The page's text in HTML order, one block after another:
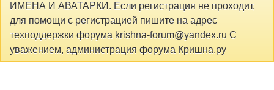
ИМЕНА И АВАТАРКИ. Если регистрация не проходит,
для помощи с регистрацией пишите на адрес
техподдержки форума krishna-forum@yandex.ru С
уважением, администрация форума Кришна.ру